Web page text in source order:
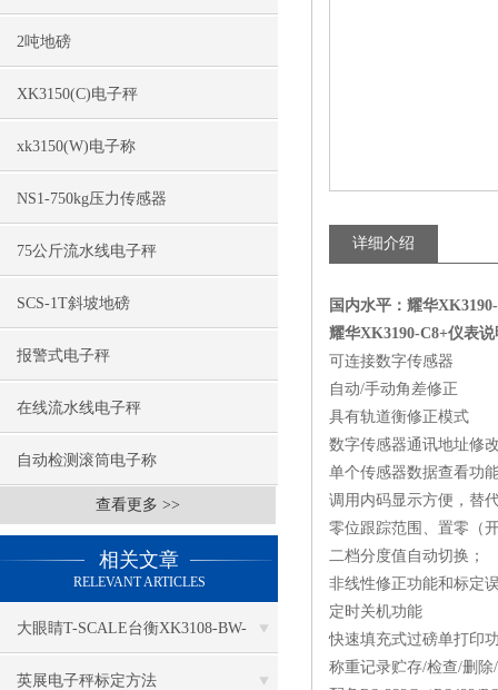
2吨地磅
XK3150(C)电子秤
xk3150(W)电子称
NS1-750kg压力传感器
75公斤流水线电子秤
SCS-1T斜坡地磅
报警式电子秤
在线流水线电子秤
自动检测滚筒电子称
查看更多 >>
相关文章
RELEVANT ARTICLES
大眼睛T-SCALE台衡XK3108-BW-
150kg电子秤
英展电子秤标定方法
详细介绍
国内水平：耀华
耀华XK3190-C8+仪表说
可连接数字传感器
自动/手动角差修正
具有轨道衡修正模式
数字传感器通讯地址修
单个传感器数据查看功
调用内码显示方便，替
零位跟踪范围、置零（
二档分度值自动切换；
非线性修正功能和标定
定时关机功能
快速填充式过磅单打印
称重记录贮存/检查/删除